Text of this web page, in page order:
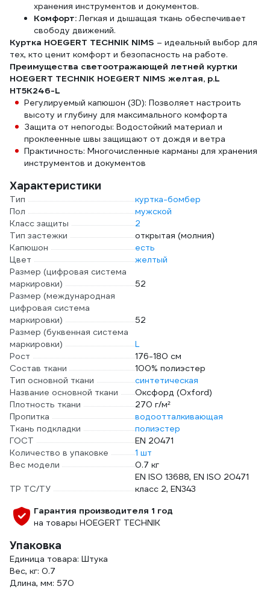
хранения инструментов и документов.
Комфорт:Легкая и дышащая ткань обеспечивает
свободу движений.
Куртка HOEGERT TECHNIK NIMS – идеальный выбор для
тех, кто ценит комфорт и безопасность на работе.
Преимущества светоотражающей летней куртки
HOEGERT TECHNIK HOEGERT NIMS желтая, р.L
HT5K246-L
Регулируемый капюшон (3D): Позволяет настроить
высоту и глубину для максимального комфорта
Защита от непогоды: Водостойкий материал и
проклеенные швы защищают от дождя и ветра
Практичность: Многочисленные карманы для хранения
инструментов и документов
Характеристики
Тип
куртка-бомбер
Пол
мужской
Класс защиты
2
Тип застежки
открытая (молния)
Капюшон
есть
Цвет
желтый
Размер (цифровая система
маркировки)
52
Размер (международная
цифровая система
маркировки)
52
Размер (буквенная система
маркировки)
L
Рост
176-180 см
Состав ткани
100% полиэстер
Тип основной ткани
синтетическая
Название основной ткани
Оксфорд (Oxford)
Плотность ткани
270 г/м²
Пропитка
водоотталкивающая
Ткань подкладки
полиэстер
ГОСТ
EN 20471
Количество в упаковке
1 шт
Вес модели
0.7 кг
ТР ТС/ТУ
EN ISO 13688, EN ISO 20471
класс 2, EN343
Гарантия производителя 1 год
на товары HOEGERT TECHNIK
Упаковка
Единица товара: Штука
Вес, кг: 0.7
Длина, мм: 570